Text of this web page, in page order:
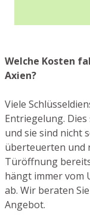
Welche Kosten
Axien?
Viele
Entriegelung.
und sie sind nicht
überteuerten und
Türöffnung
hängt immer vom
ab. Wir beraten
Angebot.